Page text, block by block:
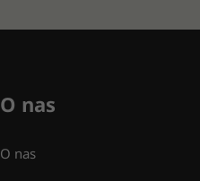
O nas
O nas